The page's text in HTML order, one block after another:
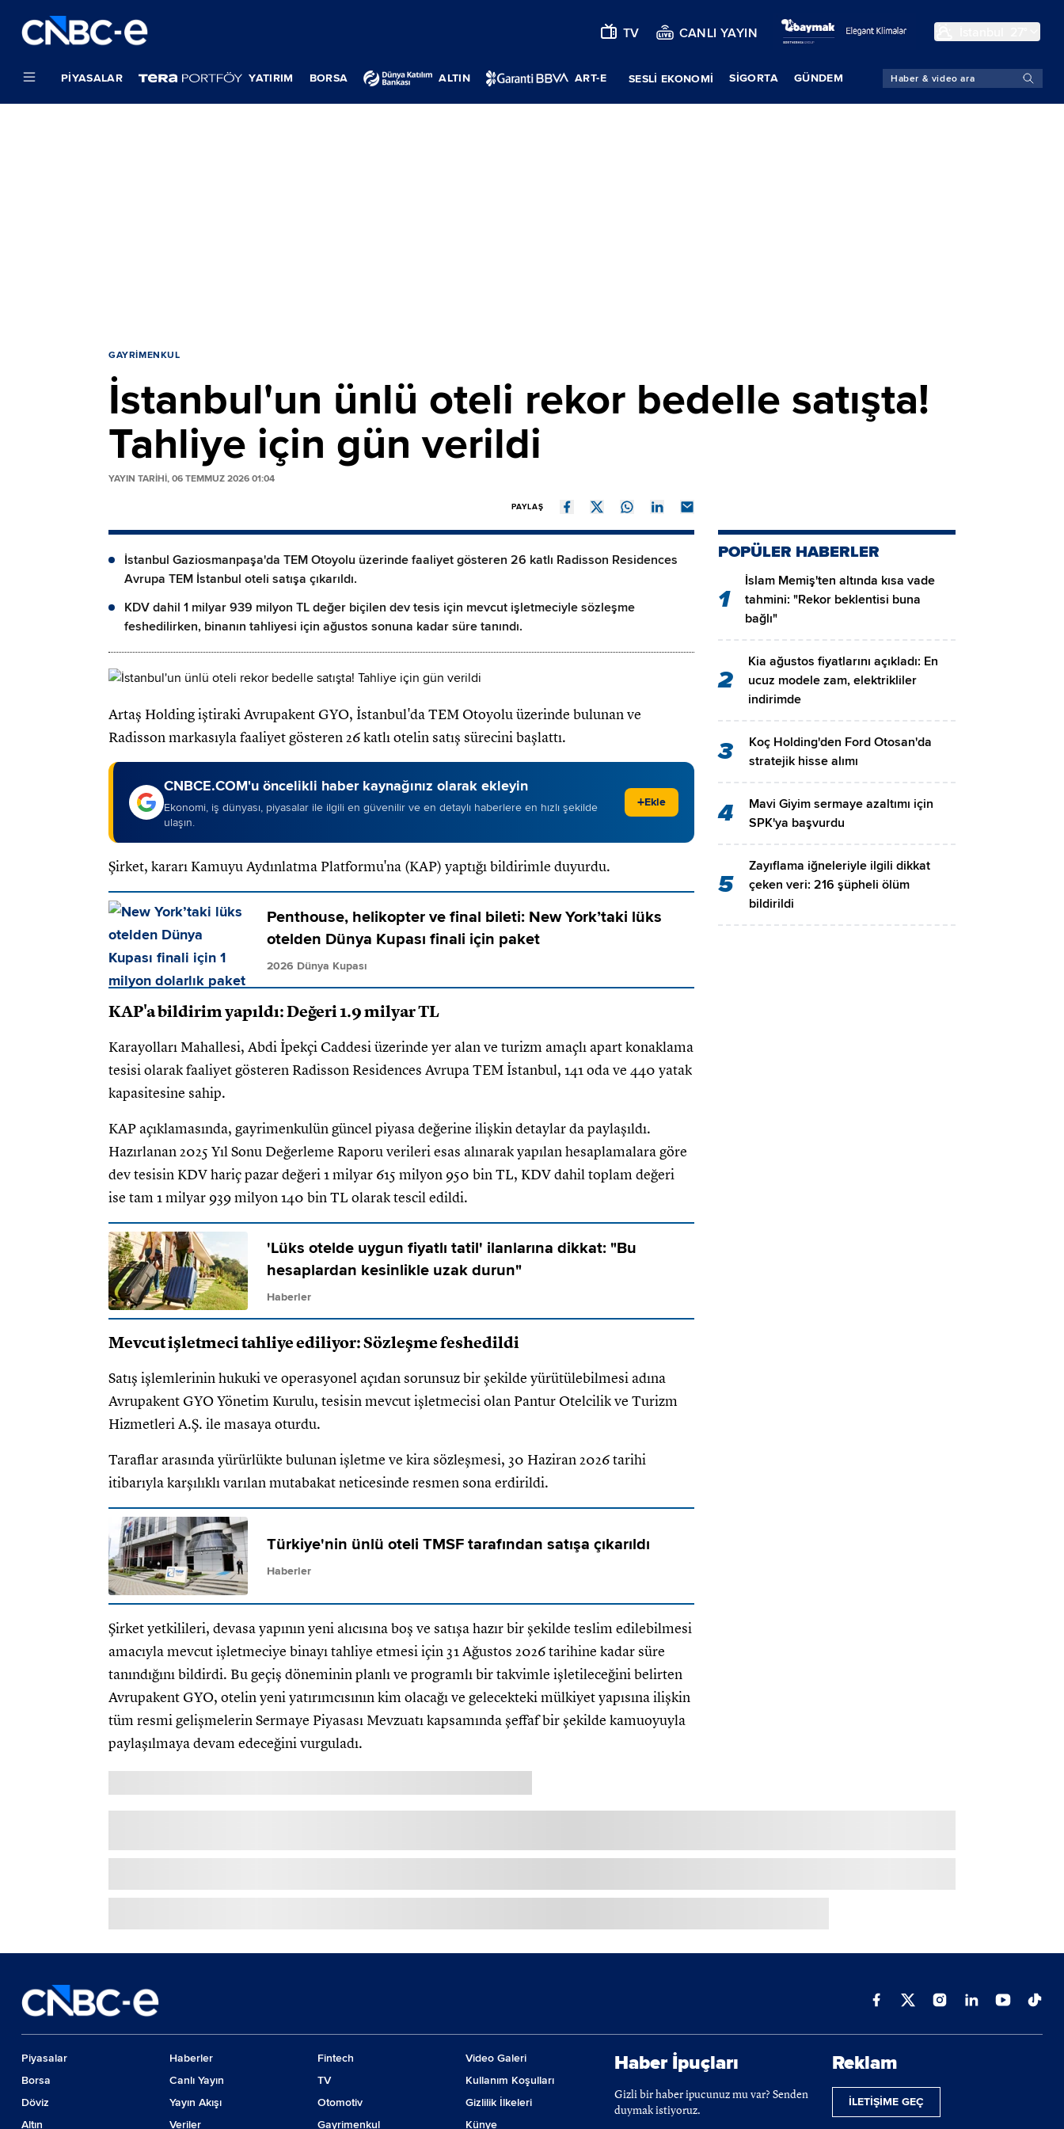
TV CANLI YAYIN
PIYASALAR YATIRIM BORSA ALTIN ART-E SESLİ EKONOMİ SIGORTA GÜNDEM
GAYRIMENKUL
İstanbul'un ünlü oteli rekor bedelle satışta!
Tahliye için gün verildi
YAYIN TARİHİ, 06 TEMMUZ 2026 01:04
PAYLAŞ
İstanbul Gaziosmanpaşa'da TEM Otoyolu üzerinde faaliyet gösteren 26 katlı Radisson Residences
Avrupa TEM İstanbul oteli satışa çıkarıldı.
KDV dahil 1 milyar 939 milyon TL değer biçilen dev tesis için mevcut işletmeciyle sözleşme
feshedilirken, binanın tahliyesi için ağustos sonuna kadar süre tanındı.
Artaş Holding iştiraki Avrupakent GYO, İstanbul'da TEM Otoyolu üzerinde bulunan ve
Radisson markasıyla faaliyet gösteren 26 katlı otelin satış sürecini başlattı.
CNBCE.COM'u öncelikli haber kaynağınız olarak ekleyin
Ekonomi, iş dünyası, piyasalar ile ilgili en güvenilir ve en detaylı haberlere en hızlı şekilde
ulaşın.
+Ekle
Şirket, kararı Kamuyu Aydınlatma Platformu'na (KAP) yaptığı bildirimle duyurdu.
Penthouse, helikopter ve final bileti: New York’taki lüks
otelden Dünya Kupası finali için paket
2026 Dünya Kupası
KAP'a bildirim yapıldı: Değeri 1.9 milyar TL
Karayolları Mahallesi, Abdi İpekçi Caddesi üzerinde yer alan ve turizm amaçlı apart konaklama
tesisi olarak faaliyet gösteren Radisson Residences Avrupa TEM İstanbul, 141 oda ve 440 yatak
kapasitesine sahip.
KAP açıklamasında, gayrimenkulün güncel piyasa değerine ilişkin detaylar da paylaşıldı.
Hazırlanan 2025 Yıl Sonu Değerleme Raporu verileri esas alınarak yapılan hesaplamalara göre
dev tesisin KDV hariç pazar değeri 1 milyar 615 milyon 950 bin TL, KDV dahil toplam değeri
ise tam 1 milyar 939 milyon 140 bin TL olarak tescil edildi.
'Lüks otelde uygun fiyatlı tatil' ilanlarına dikkat: "Bu
hesaplardan kesinlikle uzak durun"
Haberler
Mevcut işletmeci tahliye ediliyor: Sözleşme feshedildi
Satış işlemlerinin hukuki ve operasyonel açıdan sorunsuz bir şekilde yürütülebilmesi adına
Avrupakent GYO Yönetim Kurulu, tesisin mevcut işletmecisi olan Pantur Otelcilik ve Turizm
Hizmetleri A.Ş. ile masaya oturdu.
Taraflar arasında yürürlükte bulunan işletme ve kira sözleşmesi, 30 Haziran 2026 tarihi
itibarıyla karşılıklı varılan mutabakat neticesinde resmen sona erdirildi.
Türkiye'nin ünlü oteli TMSF tarafından satışa çıkarıldı
Haberler
Şirket yetkilileri, devasa yapının yeni alıcısına boş ve satışa hazır bir şekilde teslim edilebilmesi
amacıyla mevcut işletmeciye binayı tahliye etmesi için 31 Ağustos 2026 tarihine kadar süre
tanındığını bildirdi. Bu geçiş döneminin planlı ve programlı bir takvimle işletileceğini belirten
Avrupakent GYO, otelin yeni yatırımcısının kim olacağı ve gelecekteki mülkiyet yapısına ilişkin
tüm resmi gelişmelerin Sermaye Piyasası Mevzuatı kapsamında şeffaf bir şekilde kamuoyuyla
paylaşılmaya devam edeceğini vurguladı.
POPÜLER HABERLER
1
İslam Memiş'ten altında kısa vade
tahmini: "Rekor beklentisi buna
bağlı"
2
Kia ağustos fiyatlarını açıkladı: En
ucuz modele zam, elektrikliler
indirimde
3
Koç Holding'den Ford Otosan'da
stratejik hisse alımı
4
Mavi Giyim sermaye azaltımı için
SPK'ya başvurdu
5
Zayıflama iğneleriyle ilgili dikkat
çeken veri: 216 şüpheli ölüm
bildirildi
Piyasalar
Borsa
Döviz
Altın
Haberler
Canlı Yayın
Yayın Akışı
Veriler
Fintech
TV
Otomotiv
Gayrimenkul
Video Galeri
Kullanım Koşulları
Gizlilik İlkeleri
Künye
Haber İpuçları
Gizli bir haber ipucunuz mu var? Senden
duymak istiyoruz.
Reklam
İLETİŞİME GEÇ